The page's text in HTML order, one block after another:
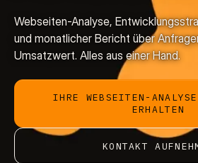
Webseiten-Analyse,
und monatlicher Bericht über
Umsatzwert. Alles aus einer Hand.
IHRE WEBSEITEN-
ERHALTEN
KONTAKT